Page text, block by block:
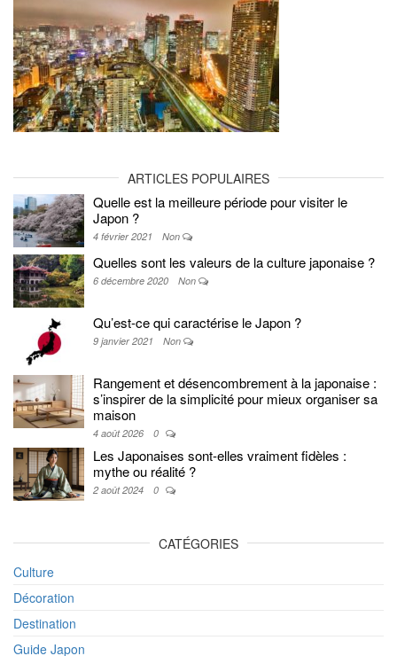
ARTICLES POPULAIRES
Quelle est la meilleure période pour visiter le
Japon ?
4 février 2021 Non
Quelles sont les valeurs de la culture japonaise ?
6 décembre 2020 Non
Qu’est-ce qui caractérise le Japon ?
9 janvier 2021 Non
Rangement et désencombrement à la japonaise :
s’inspirer de la simplicité pour mieux organiser sa
maison
4 août 2026 0
Les Japonaises sont-elles vraiment fidèles :
mythe ou réalité ?
2 août 2024 0
CATÉGORIES
Culture
Décoration
Destination
Guide Japon